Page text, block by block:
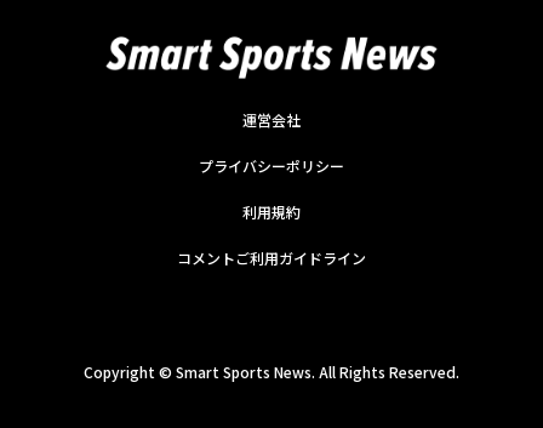
運営会社
プライバシーポリシー
利用規約
コメントご利用ガイドライン
Copyright © Smart Sports News. All Rights Reserved.